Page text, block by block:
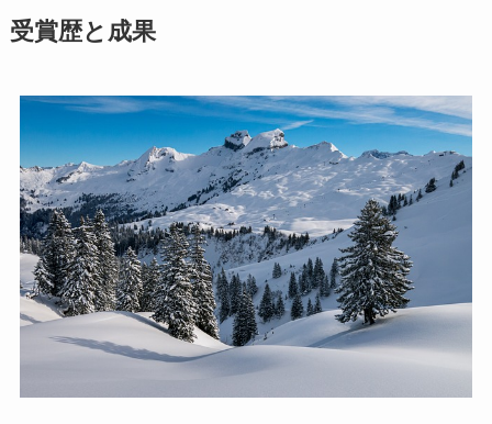
受賞歴と成果